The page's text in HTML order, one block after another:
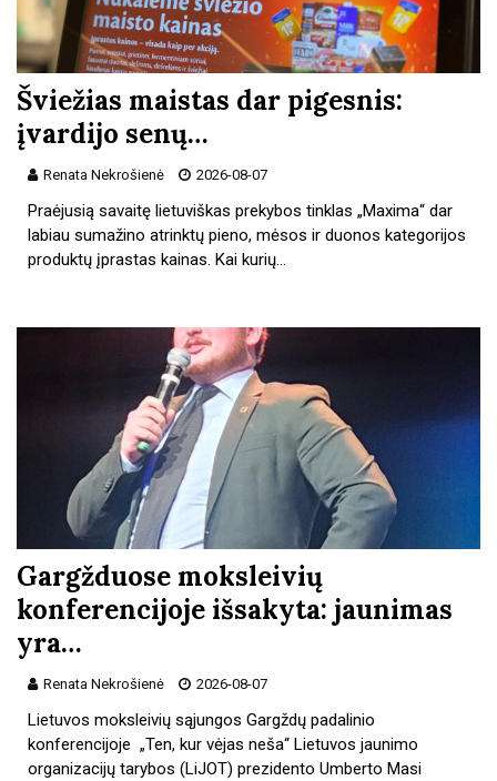
Šviežias maistas dar pigesnis:
įvardijo senų…
Renata Nekrošienė 2026-08-07
Praėjusią savaitę lietuviškas prekybos tinklas „Maxima“ dar
labiau sumažino atrinktų pieno, mėsos ir duonos kategorijos
produktų įprastas kainas. Kai kurių…
Gargžduose moksleivių
konferencijoje išsakyta: jaunimas
yra…
Renata Nekrošienė 2026-08-07
Lietuvos moksleivių sąjungos Gargždų padalinio
konferencijoje „Ten, kur vėjas neša“ Lietuvos jaunimo
organizacijų tarybos (LiJOT) prezidento Umberto Masi